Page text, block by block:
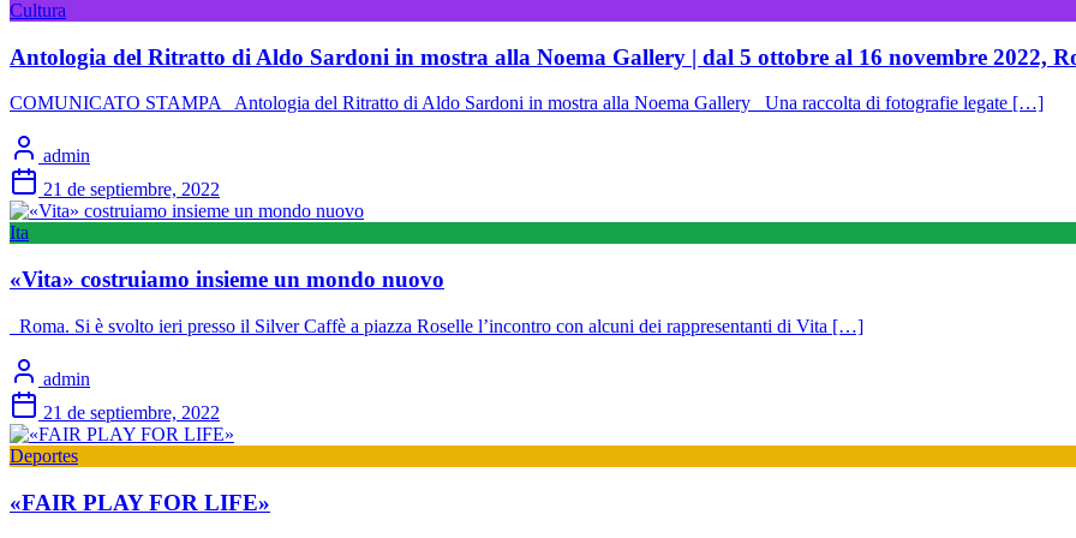
Cultura
Antologia del Ritratto di Aldo Sardoni in mostra alla Noema Gallery | dal 5 ottobre al 16 novembre 2022,
COMUNICATO STAMPA Antologia del Ritratto di Aldo Sardoni in mostra alla Noema Gallery Una raccolta di fotografie legate […]
admin
21 de septiembre, 2022
Ita
«Vita» costruiamo insieme un mondo nuovo
Roma. Si è svolto ieri presso il Silver Caffè a piazza Roselle l’incontro con alcuni dei rappresentanti di Vita […]
admin
21 de septiembre, 2022
Deportes
«FAIR PLAY FOR LIFE»